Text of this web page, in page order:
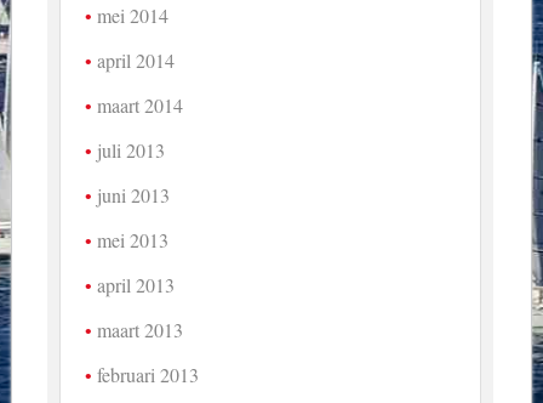
mei 2014
april 2014
maart 2014
juli 2013
juni 2013
mei 2013
april 2013
maart 2013
februari 2013